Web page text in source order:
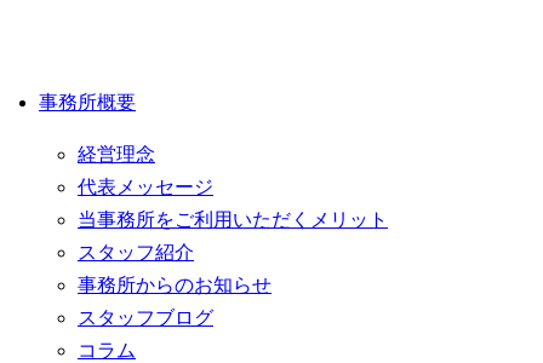
事務所概要
経営理念
代表メッセージ
当事務所をご利用いただくメリット
スタッフ紹介
事務所からのお知らせ
スタッフブログ
コラム